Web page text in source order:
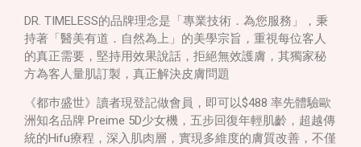
DR. TIMELESS的品牌理念是「專業技術．為您服務」，秉
持著「醫美有道．自然為上」的美學宗旨，重視每位客人
的真正需要，堅持用效果說話，拒絕無效護膚，其獨家秘
方為客人量肌訂製，真正解決皮膚問題
《都巿盛世》讀者現登記做會員，即可以$488 率先體驗歐
洲知名品牌 Preime 5D少女機，五步回復年輕肌齡，超越傳
統的Hifu療程，深入肌肉層，實現多維度的膚質改善，不僅